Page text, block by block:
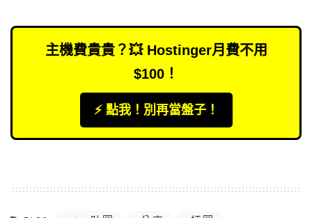
主機費貴貴？💥 Hostinger月費不用
$100！
⚡️ 點我！別再當盤子！